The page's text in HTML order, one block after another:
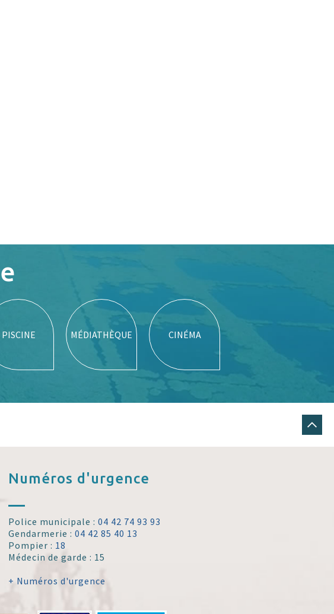
PISCINE MÉDIATHÈQUE CINÉMA
Numéros d'urgence
Police municipale :04 42 74 93 93
Gendarmerie :04 42 85 40 13
Pompier : 18
Médecin de garde : 15
+ Numéros d'urgence